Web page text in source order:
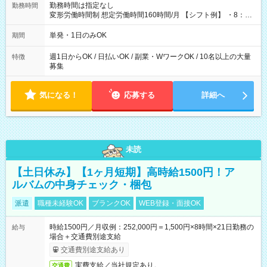
勤務時間
勤務時間は指定なし
変形労働時間制 想定労働時間160時間/月 【シフト例】 ・8：00
～21：00
期間 単発・1日のみOK
特徴
週1日からOK / 日払いOK / 副業・WワークOK / 10名以上の大量
募集
気になる！ 応募する 詳細へ
未読
【土日休み】【1ヶ月短期】高時給1500円！ア
ルバムの中身チェック・梱包
派遣 職種未経験OK ブランクOK WEB登録・面接OK
給与
時給1500円／月収例：252,000円＝1,500円×8時間×21日勤務の
場合＋交通費別途支給
交通費別途支給あり
交通費 実費支給／当社規定あり。